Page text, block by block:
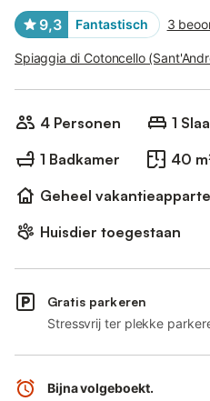
9,3 Fantastisch 3
Spiaggia di Cotoncello
4 Personen
1
1 Badkamer
40
Geheel
Huisdier toegestaan
Gratis parkeren
Stressvrij ter plekke
Bijna volgeboekt.